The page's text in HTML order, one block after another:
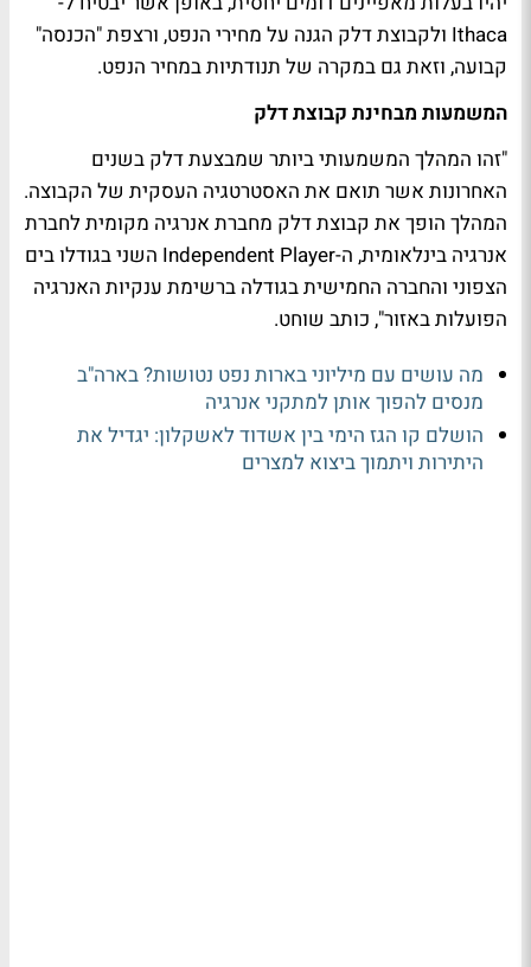
Ithaca ולקבוצת דלק הגנה על מחירי הנפט, ורצפת "הכנסה"
קבועה, וזאת גם במקרה של תנודתיות במחיר הנפט.
המשמעות מבחינת קבוצת דלק
"זהו המהלך המשמעותי ביותר שמבצעת דלק בשנים
האחרונות אשר תואם את האסטרטגיה העסקית של הקבוצה.
המהלך הופך את קבוצת דלק מחברת אנרגיה מקומית לחברת
אנרגיה בינלאומית, ה-Independent Player השני בגודלו בים
הצפוני והחברה החמישית בגודלה ברשימת ענקיות האנרגיה
הפועלות באזור", כותב שוחט.
מה עושים עם מיליוני בארות נפט נטושות? בארה"ב
מנסים להפוך אותן למתקני אנרגיה
הושלם קו הגז הימי בין אשדוד לאשקלון: יגדיל את
היתירות ויתמוך ביצוא למצרים